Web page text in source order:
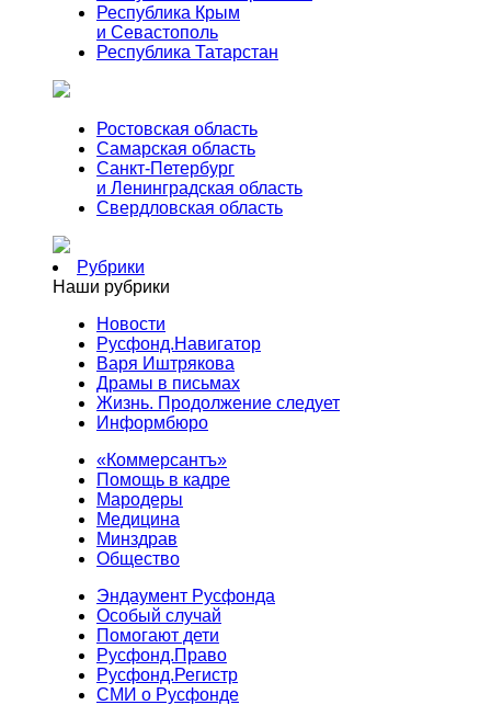
Республика Крым
и Севастополь
Республика Татарстан
Ростовская область
Самарская область
Санкт-Петербург
и Ленинградская область
Свердловская область
Рубрики
Наши рубрики
Новости
Русфонд.Навигатор
Варя Иштрякова
Драмы в письмах
Жизнь. Продолжение следует
Информбюро
«Коммерсантъ»
Помощь в кадре
Мародеры
Медицина
Минздрав
Общество
Эндаумент Русфонда
Особый случай
Помогают дети
Русфонд.Право
Русфонд.Регистр
СМИ о Русфонде